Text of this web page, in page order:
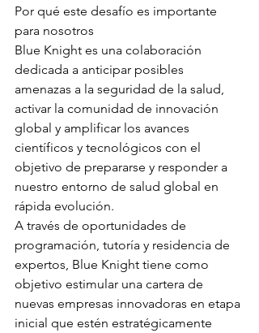
Por qué este desafío es importante
para nosotros
Blue Knight es una colaboración
dedicada a anticipar posibles
amenazas a la seguridad de la salud,
activar la comunidad de innovación
global y amplificar los avances
científicos y tecnológicos con el
objetivo de prepararse y responder a
nuestro entorno de salud global en
rápida evolución.
A través de oportunidades de
programación, tutoría y residencia de
expertos, Blue Knight tiene como
objetivo estimular una cartera de
nuevas empresas innovadoras en etapa
inicial que estén estratégicamente